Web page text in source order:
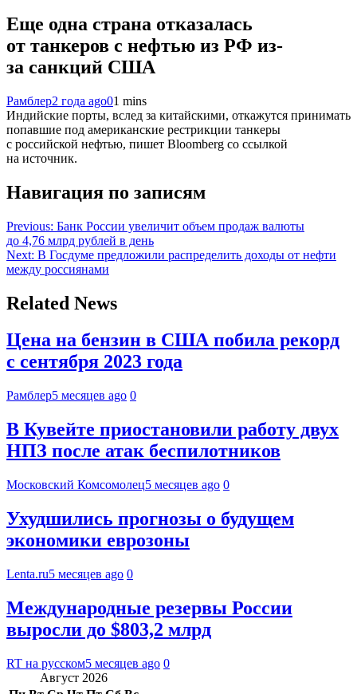
Еще одна страна отказалась
от танкеров с нефтью из РФ из-
за санкций США
Рамблер2 года ago01 mins
Индийские порты, вслед за китайскими, откажутся принимать
попавшие под американские рестрикции танкеры
с российской нефтью, пишет Bloomberg со ссылкой
на источник.
Навигация по записям
Previous: Банк России увеличит объем продаж валюты
до 4,76 млрд рублей в день
Next: В Госдуме предложили распределить доходы от нефти
между россиянами
Related News
Цена на бензин в США побила рекорд
с сентября 2023 года
Рамблер5 месяцев ago 0
В Кувейте приостановили работу двух
НПЗ после атак беспилотников
Московский Комсомолец5 месяцев ago 0
Ухудшились прогнозы о будущем
экономики еврозоны
Lenta.ru5 месяцев ago 0
Международные резервы России
выросли до $803,2 млрд
RT на русском5 месяцев ago 0
Август 2026